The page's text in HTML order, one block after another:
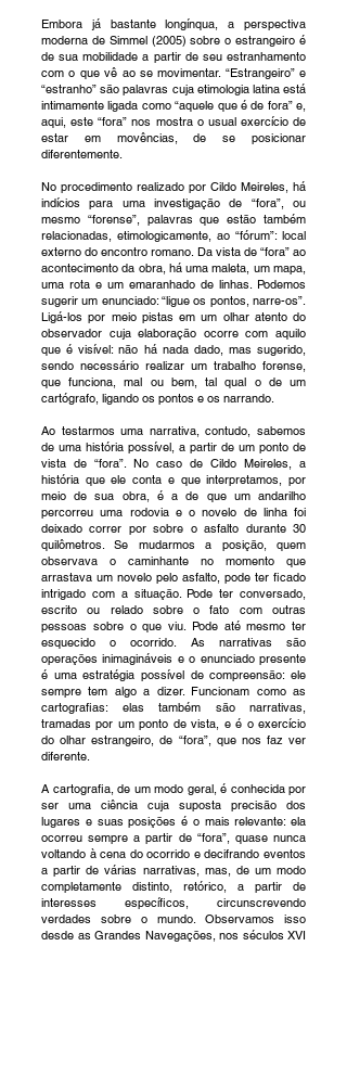
Embora já bastante longínqua, a perspectiva
moderna de Simmel (2005) sobre o estrangeiro é
de sua mobilidade a partir de seu estranhamento
com o que vê ao se movimentar. “Estrangeiro” e
“estranho” são palavras cuja etimologia latina está
intimamente ligada como “aquele que é de fora” e,
aqui, este “fora” nos mostra o usual exercício de
estar em movências, de se posicionar
diferentemente.
No procedimento realizado por Cildo Meireles, há
indícios para uma investigação de “fora”, ou
mesmo “forense”, palavras que estão também
relacionadas, etimologicamente, ao “fórum”: local
externo do encontro romano. Da vista de “fora” ao
acontecimento da obra, há uma maleta, um mapa,
uma rota e um emaranhado de linhas. Podemos
sugerir um enunciado: “ligue os pontos, narre-os”.
Ligá-los por meio pistas em um olhar atento do
observador cuja elaboração ocorre com aquilo
que é visível: não há nada dado, mas sugerido,
sendo necessário realizar um trabalho forense,
que funciona, mal ou bem, tal qual o de um
cartógrafo, ligando os pontos e os narrando.
Ao testarmos uma narrativa, contudo, sabemos
de uma história possível, a partir de um ponto de
vista de “fora”. No caso de Cildo Meireles, a
história que ele conta e que interpretamos, por
meio de sua obra, é a de que um andarilho
percorreu uma rodovia e o novelo de linha foi
deixado correr por sobre o asfalto durante 30
quilômetros. Se mudarmos a posição, quem
observava o caminhante no momento que
arrastava um novelo pelo asfalto, pode ter ficado
intrigado com a situação. Pode ter conversado,
escrito ou relado sobre o fato com outras
pessoas sobre o que viu. Pode até mesmo ter
esquecido o ocorrido. As narrativas são
operações inimagináveis e o enunciado presente
é uma estratégia possível de compreensão: ele
sempre tem algo a dizer. Funcionam como as
cartografias: elas também são narrativas,
tramadas por um ponto de vista, e é o exercício
do olhar estrangeiro, de “fora”, que nos faz ver
diferente.
A cartografia, de um modo geral, é conhecida por
ser uma ciência cuja suposta precisão dos
lugares e suas posições é o mais relevante: ela
ocorreu sempre a partir de “fora”, quase nunca
voltando à cena do ocorrido e decifrando eventos
a partir de várias narrativas, mas, de um modo
completamente distinto, retórico, a partir de
interesses específicos, circunscrevendo
verdades sobre o mundo. Observamos isso
desde as Grandes Navegações, nos séculos XVI